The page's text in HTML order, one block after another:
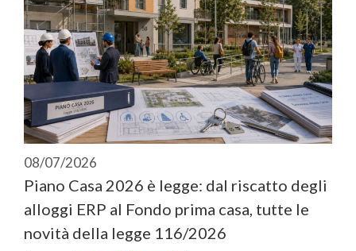
08/07/2026
Piano Casa 2026 è legge: dal riscatto degli
alloggi ERP al Fondo prima casa, tutte le
novità della legge 116/2026